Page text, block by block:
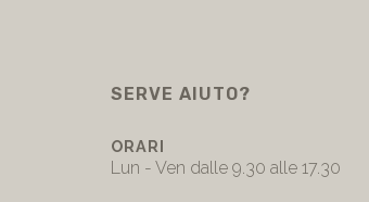
SERVE AIUTO?
ORARI
Lun - Ven dalle 9.30 alle 17.30